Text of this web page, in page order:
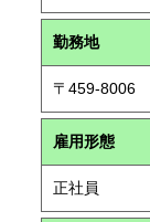
勤務地
〒459-8006
雇用形態
正社員